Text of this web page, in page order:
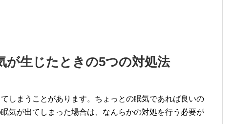
が生じたときの5つの対処法
しまうことがあります。ちょっとの眠気であれば良いの
気が出てしまった場合は、なんらかの対処を行う必要が